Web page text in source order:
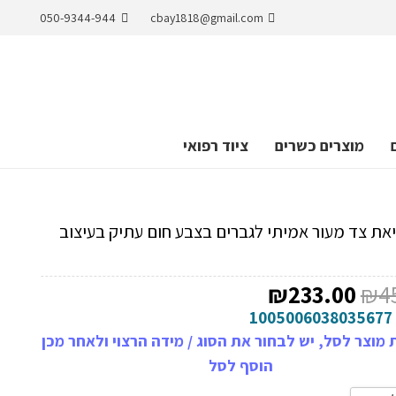
cbay1818@gmail.com
050-9344-944
מוצרים כשרים ציוד רפואי
צד מעור אמיתי לגברים בצבע חום עתיק בעיצוב
₪המחיר
המקורי
היה:
₪457.00.
₪233.00
הנוכחי
הוא:
₪233.00.
1005006038035677
מוצר לסל, יש לבחור את הסוג / מידה הרצוי ולאחר מכן
הוסף לסל